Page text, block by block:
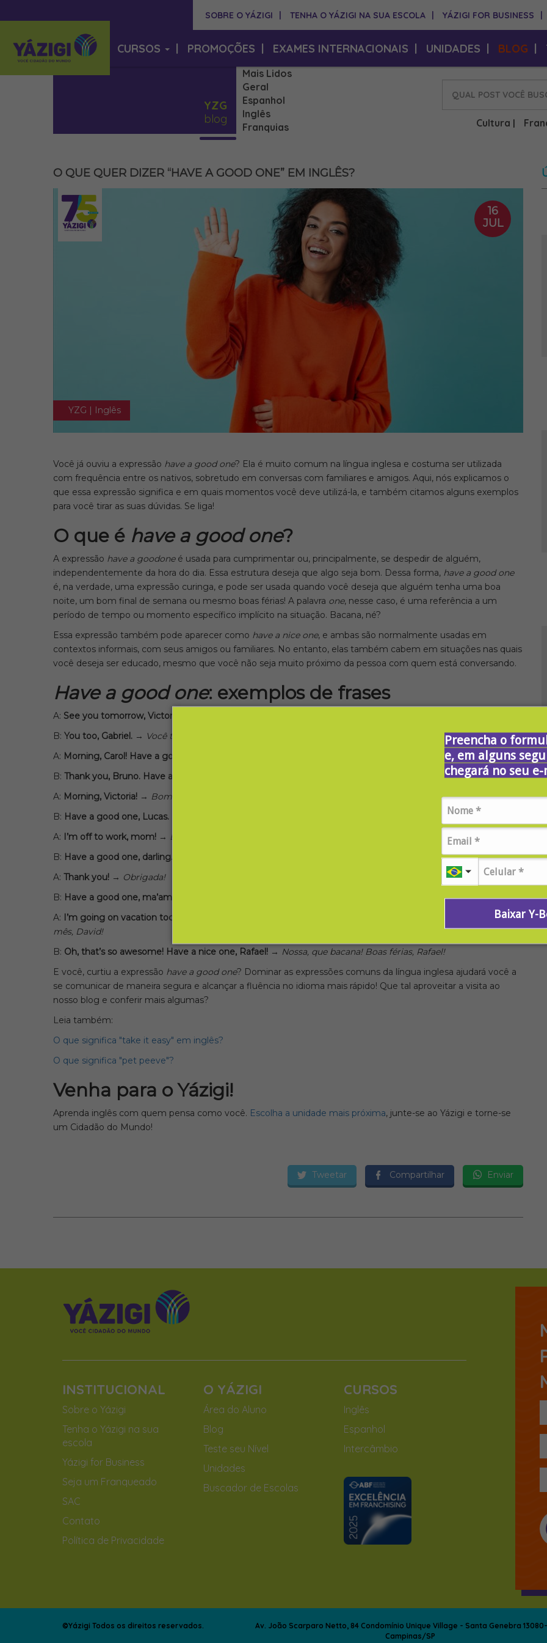
Preencha o
e, em alguns
chegará no seu
Baixar Y-
SOBRE O YÁZIGI TENHA O YÁZIGI NA SUA ESCOLA YÁZIGI FOR BUSINESS
CURSOS PROMOÇÕES EXAMES INTERNACIONAIS UNIDADES BLOG
YZG
blog
Mais Lidos
Geral
Espanhol
Inglês
Franquias
Cultura
O QUE QUER DIZER “HAVE A GOOD ONE” EM INGLÊS?
YZG | Inglês
16
JUL
Você já ouviu a expressão have a good one? Ela é muito comum na língua inglesa e costuma ser utilizada
com frequência entre os nativos, sobretudo em conversas com familiares e amigos. Aqui, nós explicamos o
que essa expressão significa e em quais momentos você deve utilizá-la, e também citamos alguns exemplos
para você tirar as suas dúvidas. Se liga!
O que é have a good one?
A expressão have a goodone é usada para cumprimentar ou, principalmente, se despedir de alguém,
independentemente da hora do dia. Essa estrutura deseja que algo seja bom. Dessa forma, have a good one
é, na verdade, uma expressão curinga, e pode ser usada quando você deseja que alguém tenha uma boa
noite, um bom final de semana ou mesmo boas férias! A palavra one, nesse caso, é uma referência a um
período de tempo ou momento específico implícito na situação. Bacana, né?
Essa expressão também pode aparecer como have a nice one, e ambas são normalmente usadas em
contextos informais, com seus amigos ou familiares. No entanto, elas também cabem em situações nas quais
você deseja ser educado, mesmo que você não seja muito próximo da pessoa com quem está conversando.
Have a good one: exemplos de frases
A: See you tomorrow, Victor. Have a good one!
B: You too, Gabriel. → Você também, Gabriel.
A: Morning, Carol! Have a good day at work!
Bom dia, Carol! Tenha um bom dia no trabalho!
B: Thank you, Bruno. Have a nice one, too!
Obrigada, Bruno. Um bom dia para você também!
A: Morning, Victoria! → Bom dia, Victoria!
B: Have a good one, Lucas.
A: I’m off to work, mom! → Estou indo trabalhar, mãe!
B: Have a good one, darling.
A: Thank you! → Obrigada!
B: Have a good one, ma’am.
A: I’m going on vacation today. See you in a month, David!
Eu estou saindo de férias hoje. Te vejo em um
mês, David!
B: Oh, that’s so awesome! Have a nice one, Rafael! → Nossa, que bacana! Boas férias, Rafael!
E você, curtiu a expressão have a good one? Dominar as expressões comuns da língua inglesa ajudará você a
se comunicar de maneira segura e alcançar a fluência no idioma mais rápido! Que tal aproveitar a visita ao
nosso blog e conferir mais algumas?
Leia também:
O que significa "take it easy" em inglês?
O que significa "pet peeve"?
Venha para o Yázigi!
Aprenda inglês com quem pensa como você. Escolha a unidade mais próxima, junte-se ao Yázigi e torne-se
um Cidadão do Mundo!
Tweetar Compartilhar Enviar
INSTITUCIONAL
Sobre o Yázigi
Tenha o Yázigi na sua
escola
Yázigi for Business
Seja um Franqueado
SAC
Contato
Política de Privacidade
O YÁZIGI
Área do Aluno
Blog
Teste seu Nível
Unidades
Buscador de Escolas
CURSOS
Inglês
Espanhol
Intercâmbio
©Yázigi Todos os direitos reservados.
Av. João Scarparo Netto, 84 Condomínio Unique Village - Santa Genebra
Campinas/SP